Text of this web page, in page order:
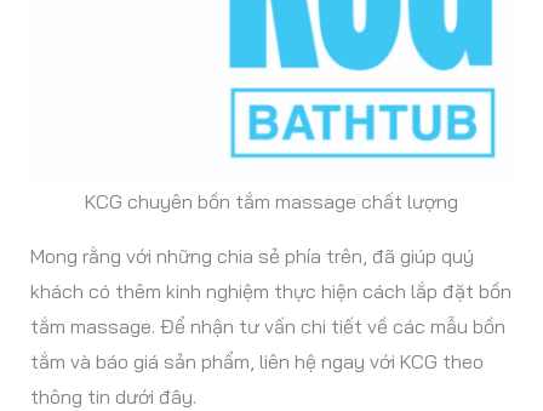
KCG chuyên bồn tắm massage chất lượng
Mong rằng với những chia sẻ phía trên, đã giúp quý
khách có thêm kinh nghiệm thực hiện cách lắp đặt bồn
tắm massage. Để nhận tư vấn chi tiết về các mẫu bồn
tắm và báo giá sản phẩm, liên hệ ngay với KCG theo
thông tin dưới đây.